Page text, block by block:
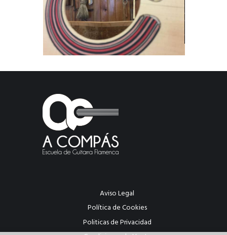
Aviso Legal
Política de Cookies
Politicas de Privacidad